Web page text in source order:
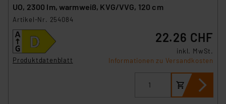
UO, 2300 lm, warmweiß, KVG/VVG, 120 cm
Artikel-Nr. 254084
Produktdatenblatt
22.26 CHF
inkl. MwSt.
Informationen zu Versandkosten